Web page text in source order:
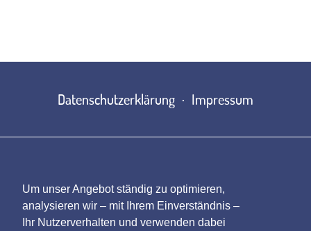
Um unser Angebot ständig zu optimieren,
analysieren wir – mit Ihrem Einverständnis –
Ihr Nutzerverhalten und verwenden dabei
Datenschutzerklärung Impressum